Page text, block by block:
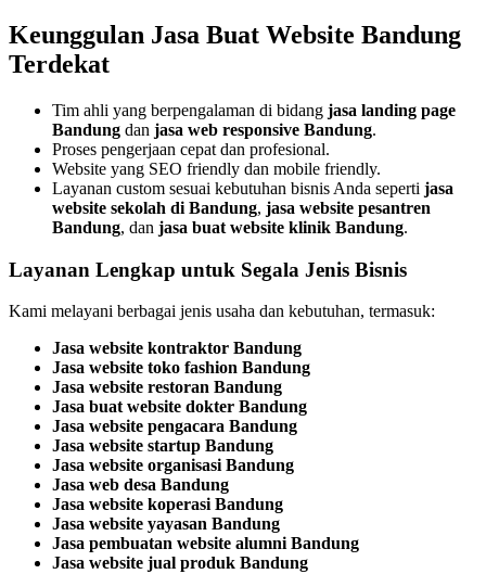
Keunggulan Jasa Buat Website Bandung
Terdekat
Tim ahli yang berpengalaman di bidang jasa landing page
Bandung dan jasa web responsive Bandung.
Proses pengerjaan cepat dan profesional.
Website yang SEO friendly dan mobile friendly.
Layanan custom sesuai kebutuhan bisnis Anda seperti jasa
website sekolah di Bandung, jasa website pesantren
Bandung, dan jasa buat website klinik Bandung.
Layanan Lengkap untuk Segala Jenis Bisnis
Kami melayani berbagai jenis usaha dan kebutuhan, termasuk:
Jasa website kontraktor Bandung
Jasa website toko fashion Bandung
Jasa website restoran Bandung
Jasa buat website dokter Bandung
Jasa website pengacara Bandung
Jasa website startup Bandung
Jasa website organisasi Bandung
Jasa web desa Bandung
Jasa website koperasi Bandung
Jasa website yayasan Bandung
Jasa pembuatan website alumni Bandung
Jasa website jual produk Bandung